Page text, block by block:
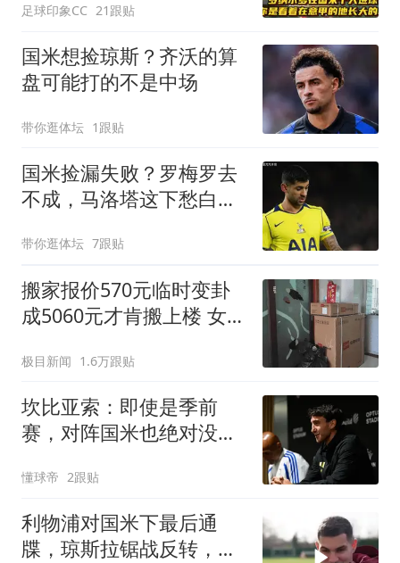
足球印象CC 21跟贴
国米想捡琼斯？齐沃的算
盘可能打的不是中场
带你逛体坛 1跟贴
国米捡漏失败？罗梅罗去
不成，马洛塔这下愁白了
带你逛体坛 7跟贴
搬家报价570元临时变卦
成5060元才肯搬上楼 女子
极目新闻 1.6万跟贴
坎比亚索：即使是季前
赛，对阵国米也绝对没有
懂球帝 2跟贴
利物浦对国米下最后通
牒，琼斯拉锯战反转，续